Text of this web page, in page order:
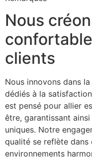
Nous
clients
Nous innovons dans
dédiés à la
est pensé pour allier
être, garantissant
uniques. Notre
qualité se reflète
environnements